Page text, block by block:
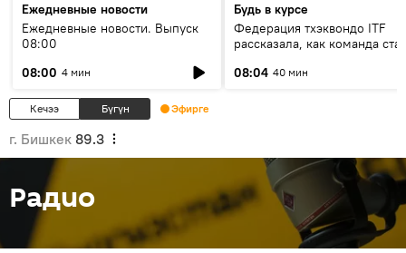
Ежедневные новости
Ежедневные новости. Выпуск
08:00
08:00 4 мин
Будь в курсе
Федерация тхэквондо ITF
рассказала, как команда
08:04 40 мин
Кечээ Бүгүн Эфирге
г. Бишкек 89.3
Радио